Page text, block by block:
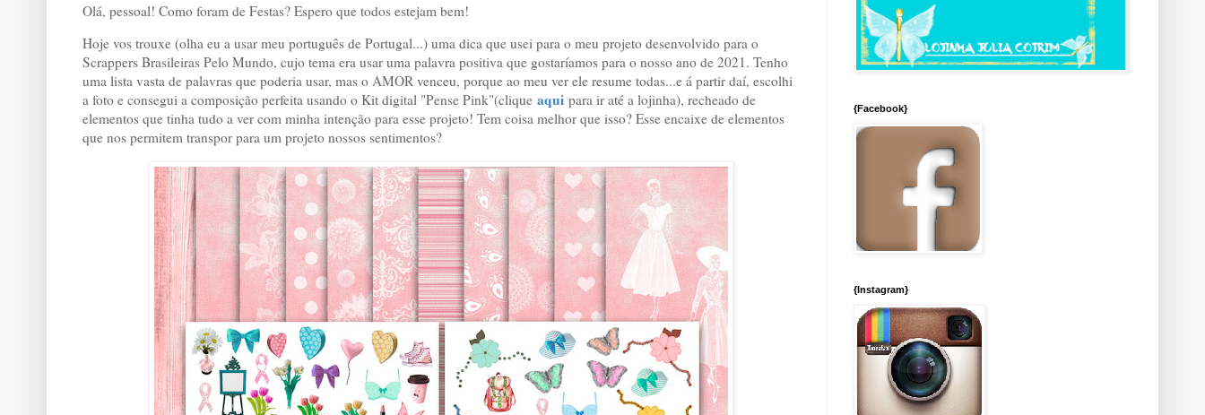
Olá, pessoal! Como foram de Festas? Espero que todos estejam bem!
Hoje vos trouxe (olha eu a usar meu português de Portugal...) uma dica que usei para o meu projeto desenvolvido para o
Scrappers Brasileiras Pelo Mundo, cujo tema era usar uma palavra positiva que gostaríamos para o nosso ano de 2021. Tenho
uma lista vasta de palavras que poderia usar, mas o AMOR venceu, porque ao meu ver ele resume todas...e á partir daí, escolhi
a foto e consegui a composição perfeita usando o Kit digital "Pense Pink"(clique aqui para ir até a lojinha), recheado de
elementos que tinha tudo a ver com minha intenção para esse projeto! Tem coisa melhor que isso? Esse encaixe de elementos
que nos permitem transpor para um projeto nossos sentimentos?
{Facebook}
{Instagram}